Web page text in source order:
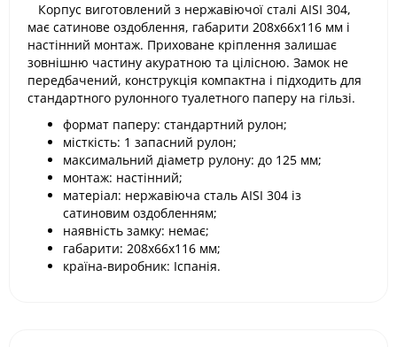
Корпус виготовлений з нержавіючої сталі AISI 304,
має сатинове оздоблення, габарити 208х66х116 мм і
настінний монтаж. Приховане кріплення залишає
зовнішню частину акуратною та цілісною. Замок не
передбачений, конструкція компактна і підходить для
стандартного рулонного туалетного паперу на гільзі.
формат паперу: стандартний рулон;
місткість: 1 запасний рулон;
максимальний діаметр рулону: до 125 мм;
монтаж: настінний;
матеріал: нержавіюча сталь AISI 304 із
сатиновим оздобленням;
наявність замку: немає;
габарити: 208х66х116 мм;
країна-виробник: Іспанія.